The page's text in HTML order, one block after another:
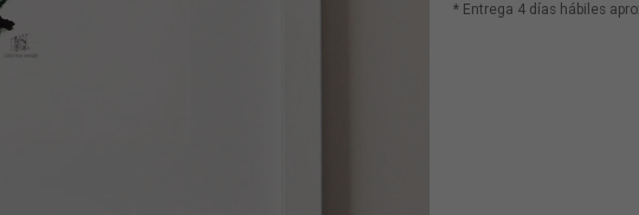
* Entrega 4 días hábiles